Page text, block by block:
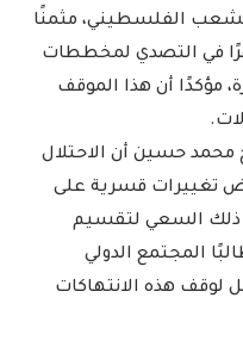
الفلسطيني، مثمنًا
في التصدي لمخططات
مؤكدًا أن هذا الموقف
محمد حسين أن الاحتلال
تغييرات قسرية على
ذلك السعي لتقسيم
المجتمع الدولي
لوقف هذه الانتهاكات